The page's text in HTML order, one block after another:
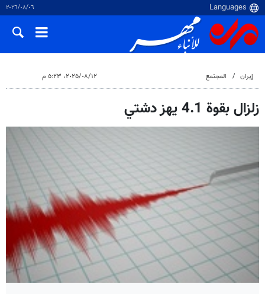
٠٦‏/٠٨‏/٢٠٢٦
إيران المجتمع ١٢‏/٠٨‏/٢٠٢٥، ٥:٢٣ م
زلزال بقوة 4.1 يهز دشتي